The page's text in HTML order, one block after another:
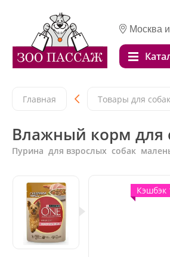
Москва
Главная Товары для собак
Влажный корм для
Пурина для взрослых собак
Кэшбэк
Кэшбэк